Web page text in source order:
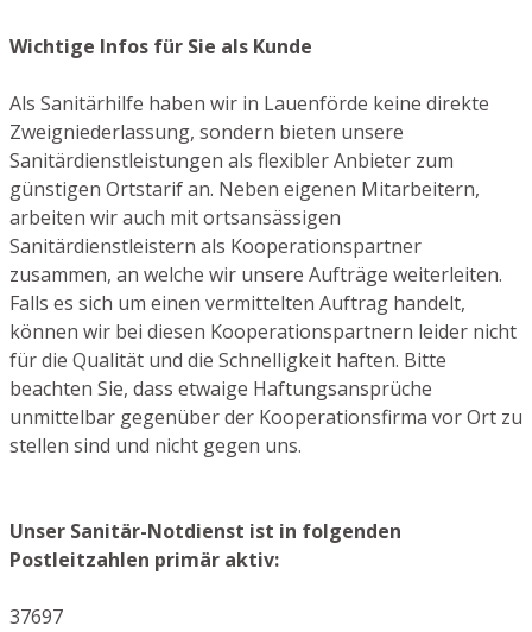
Wichtige Infos für Sie als Kunde
Als Sanitärhilfe haben wir in Lauenförde keine direkte
Zweigniederlassung, sondern bieten unsere
Sanitärdienstleistungen als flexibler Anbieter zum
günstigen Ortstarif an. Neben eigenen Mitarbeitern,
arbeiten wir auch mit ortsansässigen
Sanitärdienstleistern als Kooperationspartner
zusammen, an welche wir unsere Aufträge weiterleiten.
Falls es sich um einen vermittelten Auftrag handelt,
können wir bei diesen Kooperationspartnern leider nicht
für die Qualität und die Schnelligkeit haften. Bitte
beachten Sie, dass etwaige Haftungsansprüche
unmittelbar gegenüber der Kooperationsfirma vor Ort zu
stellen sind und nicht gegen uns.
Unser Sanitär-Notdienst ist in folgenden
Postleitzahlen primär aktiv:
37697